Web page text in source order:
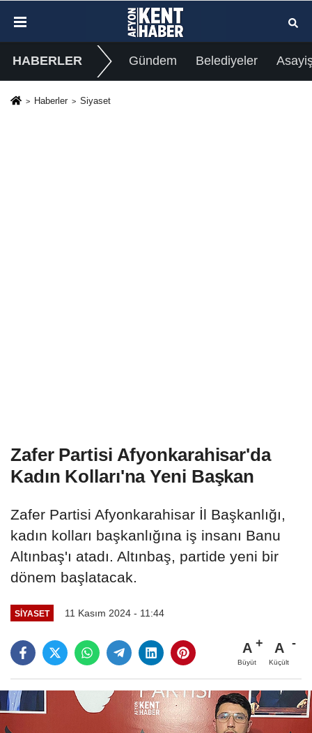
HABERLER Gündem Belediyeler
Haberler Siyaset
Zafer Partisi Afyonkarahisar'da
Kadın Kolları'na Yeni Başkan
Zafer Partisi Afyonkarahisar İl Başkanlığı,
kadın kolları başkanlığına iş insanı Banu
Altınbaş'ı atadı. Altınbaş, partide yeni bir
dönem başlatacak.
SIYASET 11 Kasım 2024 - 11:44
A
Büyüt
A
Küçült